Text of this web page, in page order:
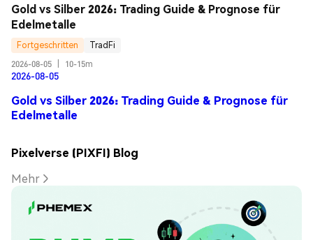
Gold vs Silber 2026: Trading Guide & Prognose für
Edelmetalle
Fortgeschritten
TradFi
2026-08-05
10-15m
2026-08-05
Gold vs Silber 2026: Trading Guide & Prognose für
Edelmetalle
Pixelverse (PIXFI) Blog
Mehr